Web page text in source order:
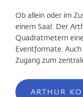
Ob allein oder im
einem Saal: Der
Quadratmetern
Eventformate.
Zugang zum
ARTHUR